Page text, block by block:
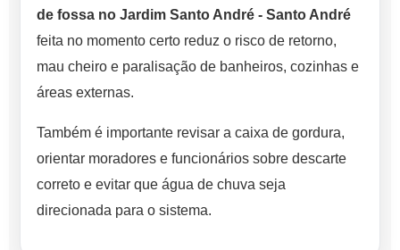
de fossa no Jardim Santo André - Santo André
feita no momento certo reduz o risco de retorno,
mau cheiro e paralisação de banheiros, cozinhas e
áreas externas.
Também é importante revisar a caixa de gordura,
orientar moradores e funcionários sobre descarte
correto e evitar que água de chuva seja
direcionada para o sistema.